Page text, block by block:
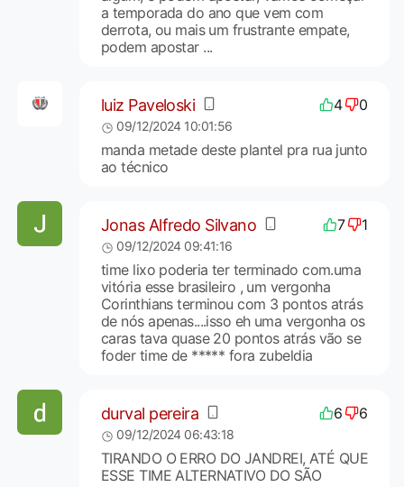
a temporada do ano que vem com
derrota, ou mais um frustrante empate,
podem apostar ...
luiz Paveloski 4 0
09/12/2024 10:01:56
manda metade deste plantel pra rua junto
ao técnico
Jonas Alfredo Silvano 7 1
09/12/2024 09:41:16
time lixo poderia ter terminado com.uma
vitória esse brasileiro , um vergonha
Corinthians terminou com 3 pontos atrás
de nós apenas....isso eh uma vergonha os
caras tava quase 20 pontos atrás vão se
foder time de ***** fora zubeldia
durval pereira 6 6
09/12/2024 06:43:18
TIRANDO O ERRO DO JANDREI, ATÉ QUE
ESSE TIME ALTERNATIVO DO SÃO